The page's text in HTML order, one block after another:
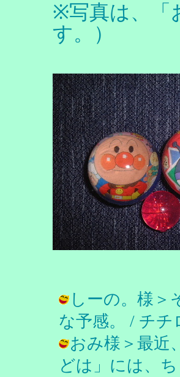
※写真は、「
す。）
しーの。様＞
な予感。 / チチ
おみ様＞最近
どは」には、